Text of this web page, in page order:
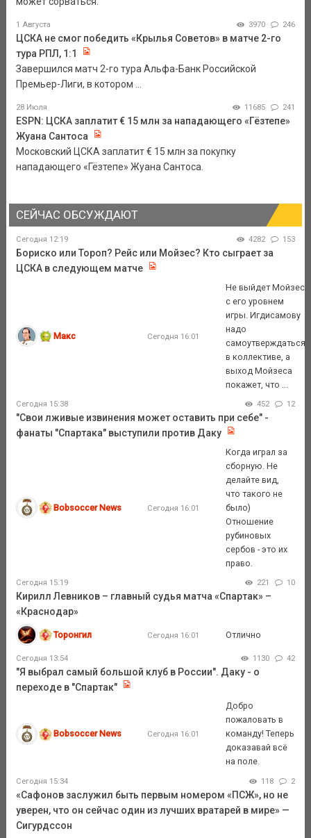
1 Августа 3970 246
ЦСКА не смог победить «Крылья Советов» в матче 2-го
тура РПЛ, 1:1
Завершился матч 2-го тура Альфа-Банк Российской
Премьер-Лиги, в котором ...
28 Июля 11685 241
ESPN: ЦСКА заплатит € 15 млн за нападающего «Гёзтепе»
Жуана Сантоса
Московский ЦСКА заплатит € 15 млн за покупку
нападающего «Гёзтепе» Жуана Сантоса.
СЕЙЧАС ОБСУЖДАЮТ
Сегодня 12:19 4282 153
Бориско или Тороп? Рейс или Мойзес? Кто сыграет за
ЦСКА в следующем матче
Макс Сегодня 16:01
Не выйдет Мойзес
с его уровнем
игры. Игдисамову
надо
самоутверждаться
в коллективе, а
выход Мойзеса
покажет, что ...
Сегодня 15:38 452 12
"Свои лживые извинения может оставить при себе" -
фанаты "Спартака" выступили против Даку
Bobsoccer News Сегодня 16:01
Когда играл за
сборную. Не
делайте вид,
что такого не
было)
Отношение
рубиновых
сербов - это их
право.
Сегодня 15:19 221 10
Кирилл Левников – главный судья матча «Спартак» –
«Краснодар»
Торонгил Сегодня 16:01 Отлично
Сегодня 13:54 1130 42
"Я выбрал самый большой клуб в России". Даку - о
переходе в "Спартак"
Bobsoccer News Сегодня 16:01
Добро
пожаловать в
команду! Теперь
доказавай всё
на поле.
Сегодня 15:34 118 2
«Сафонов заслужил быть первым номером «ПСЖ», но не
уверен, что он сейчас один из лучших вратарей в мире» —
Сигурдссон